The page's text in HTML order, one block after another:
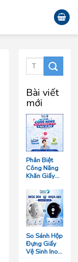
Bài viết
mới
Phân Biệt
Công Năng
Khăn Giấy
Giấy Lau Tay
Và Giấy Vệ
Sinh Trong
Ngành F&B
So Sánh Hộp
Đựng Giấy
Vệ Sinh Inox